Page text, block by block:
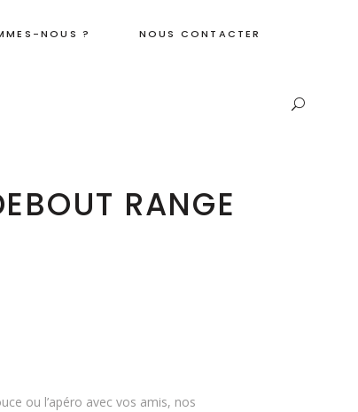
NOUS ? NOUS CONTACTER
RANGE
ou l’apéro avec vos amis, nos